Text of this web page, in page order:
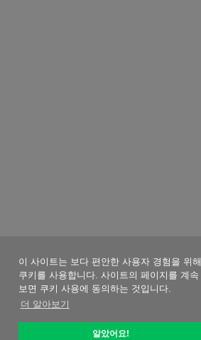
이 사이트는 보다 편안한 사용자 경험을 위해
쿠키를 사용합니다. 사이트의 페이지를 계속
보면 쿠키 사용에 동의하는 것입니다.
더 알아보기
알았어요!